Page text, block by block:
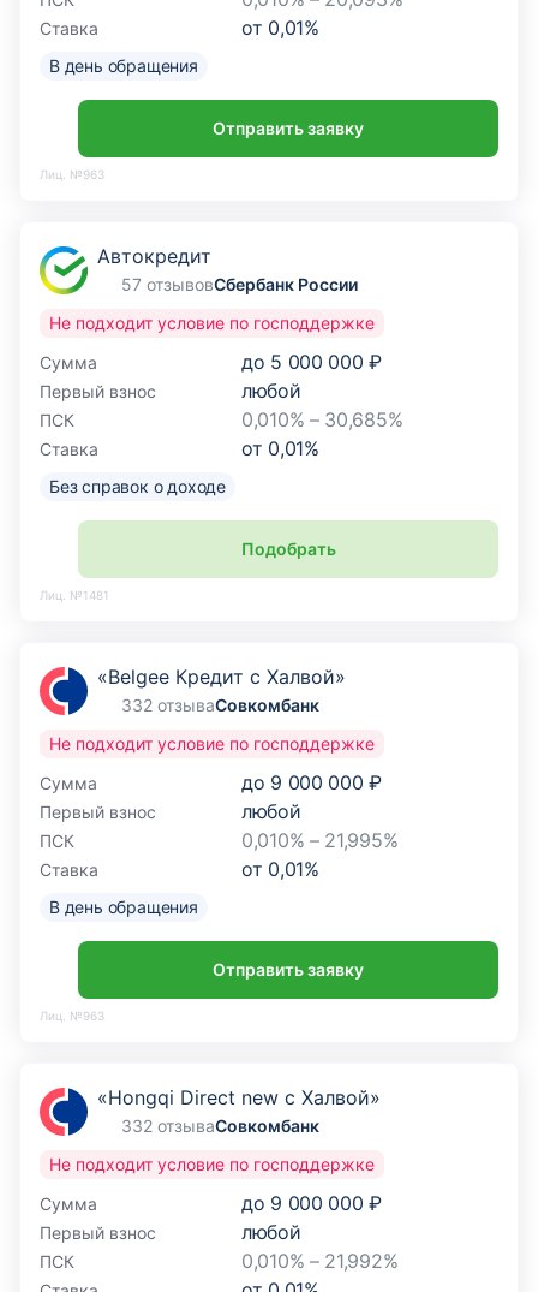
Ставка от 0,01%
В день обращения
Отправить заявку
Лиц. №963
Автокредит
57 отзывовСбербанк России
Сумма до 5 000 000 ₽
Первый взнос любой
ПСК 0,010% – 30,685%
Ставка от 0,01%
Не подходит условие по господдержке
Без справок о доходе
Подобрать
Лиц. №1481
«Belgee Кредит с Халвой»
332 отзываСовкомбанк
Сумма до 9 000 000 ₽
Первый взнос любой
ПСК 0,010% – 21,995%
Ставка от 0,01%
Не подходит условие по господдержке
В день обращения
Отправить заявку
Лиц. №963
«Hongqi Direct new с Халвой»
332 отзываСовкомбанк
Сумма до 9 000 000 ₽
Первый взнос любой
ПСК 0,010% – 21,992%
Не подходит условие по господдержке